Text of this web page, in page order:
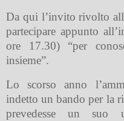
Da qui l’invito rivolto
partecipare appunto
ore 17.30) “per
insieme”.
Lo scorso anno
indetto un bando per la
prevedesse un suo